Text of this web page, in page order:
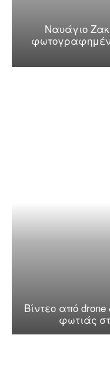
Ναυάγιο
Βίντεο από
φωτιάς